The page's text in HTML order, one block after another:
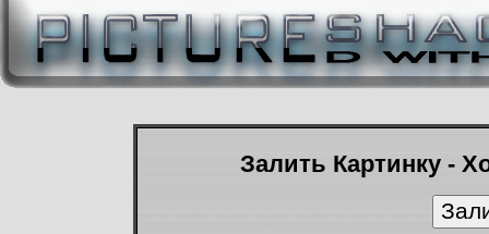
Залить Картинку -